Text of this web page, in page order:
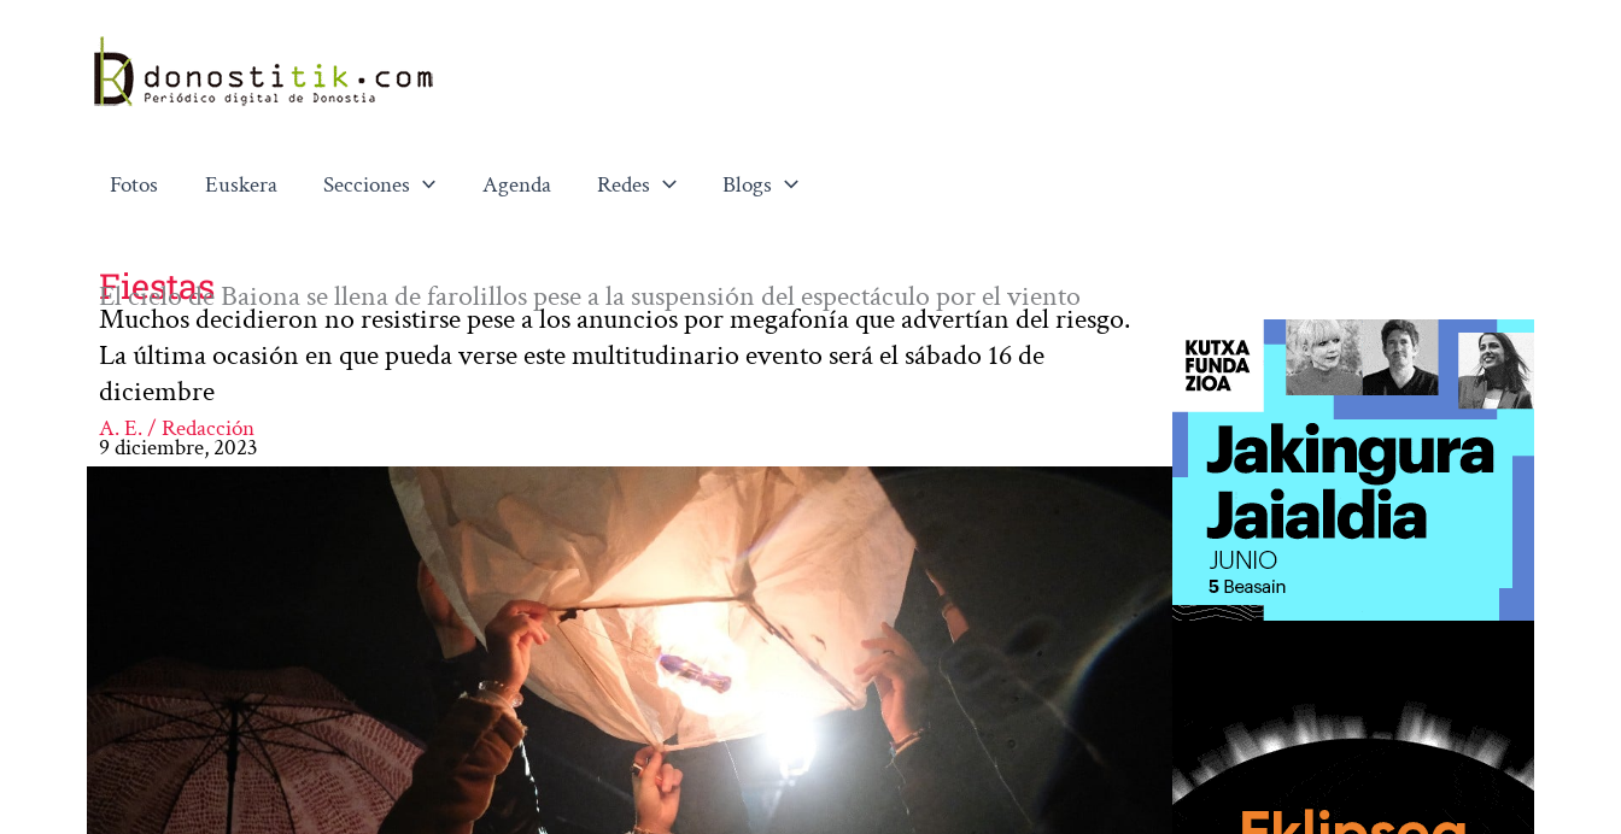
contenido
Fotos Euskera Secciones Agenda Redes Blogs
Fiestas
El cielo de Baiona se llena de farolillos pese a la suspensión del espectáculo por el viento
Muchos decidieron no resistirse pese a los anuncios por megafonía que advertían del riesgo.
La última ocasión en que pueda verse este multitudinario evento será el sábado 16 de
diciembre
A. E. / Redacción
9 diciembre, 2023